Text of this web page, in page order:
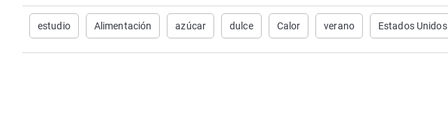
estudio Alimentación azúcar dulce Calor verano Estados Unidos